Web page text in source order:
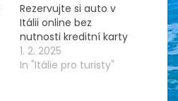
Rezervujte si auto v
Itálii online bez
nutnosti kreditní karty
1. 2. 2025
In "Itálie pro turisty"